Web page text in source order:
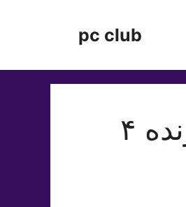
pc club
تلویزیون جی پلاس دارای یک پردازنده ۴